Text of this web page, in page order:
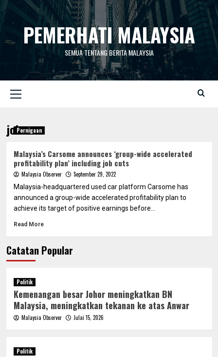
Skip
contentPEMERHATI MALAYSIA
SEMUA TENTANG BERITA MALAYSIA
Menu
jobPernigaan
Malaysia’s Carsome announces ‘group-wide accelerated
profitability plan’ including job cuts
Malaysia Observer
September 29, 2022
Malaysia-headquartered used car platform Carsome has
announced a group-wide accelerated profitability plan to
achieve its target of positive earnings before...
Read More
Catatan Popular
Politik
Kemenangan besar Johor meningkatkan BN
Malaysia, meningkatkan tekanan ke atas Anwar
Malaysia Observer Julai 15, 2026
Politik